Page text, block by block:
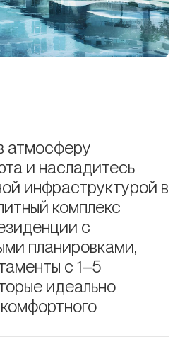
атмосферу
и насладитесь
инфраструктурой в
комплекс
с
планировками,
с 1–5
идеально